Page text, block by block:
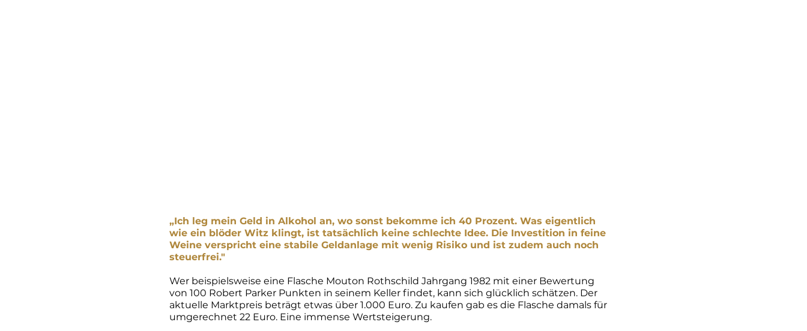
„Ich leg mein Geld in Alkohol an, wo sonst bekomme ich 40 Prozent. Was eigentlich
wie ein blöder Witz klingt, ist tatsächlich keine schlechte Idee. Die Investition in feine
Weine verspricht eine stabile Geldanlage mit wenig Risiko und ist zudem auch noch
steuerfrei."
Wer beispielsweise eine Flasche Mouton Rothschild Jahrgang 1982 mit einer Bewertung
von 100 Robert Parker Punkten in seinem Keller findet, kann sich glücklich schätzen. Der
aktuelle Marktpreis beträgt etwas über 1.000 Euro. Zu kaufen gab es die Flasche damals für
umgerechnet 22 Euro. Eine immense Wertsteigerung.